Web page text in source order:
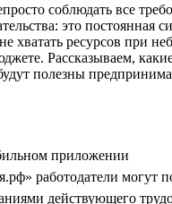
соблюдать все
это постоянная
хватать ресурсов при
Рассказываем,
полезны
приложении
работодатели могут
действующего